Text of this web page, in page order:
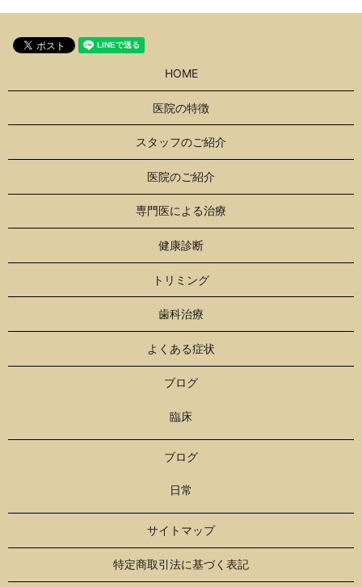
HOME
医院の特徴
スタッフのご紹介
医院のご紹介
専門医による治療
健康診断
トリミング
歯科治療
よくある症状
ブログ
臨床
ブログ
日常
サイトマップ
特定商取引法に基づく表記